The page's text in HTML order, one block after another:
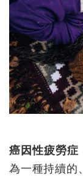
癌因性疲勞症
為一種持續的